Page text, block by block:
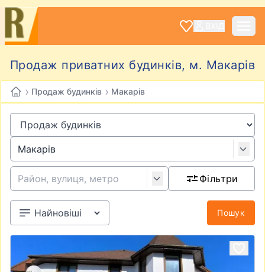
Продаж приватних будинків, м. Макарів
› Продаж будинків › Макарів
Фільтри
Пошук